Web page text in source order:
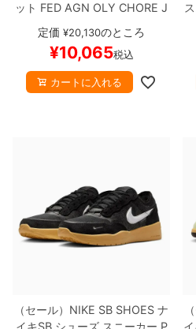
ット FED AGN OLY CHORE J
オリーブ
ケートボード スケボー【キャ
ンセル/返品/交換不可商品】
定価 ¥20,130のところ
¥10,065税込
カートに入れる
（セール） NIKE SB SHOES ナ
イキSBシューズ スニーカー P